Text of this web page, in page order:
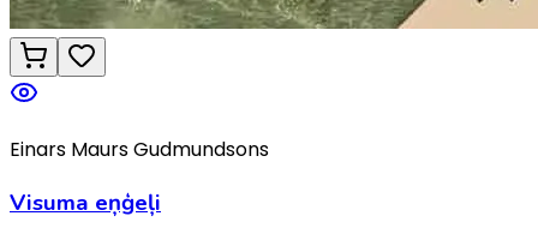
Einars Maurs Gudmundsons
Visuma eņģeļi